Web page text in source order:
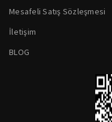
Mesafeli Satış Sözleşmesi
İletişim
BLOG